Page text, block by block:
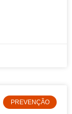
PREVENÇÃO